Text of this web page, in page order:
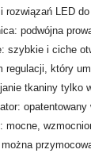
rozwiązań LED
podwójna
szybkie i ciche
regulacji, który
tkaniny tylko
mocne,